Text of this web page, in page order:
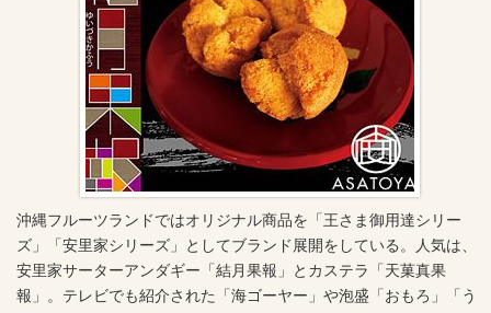
沖縄フルーツランドではオリジナル商品を「王さま御用達シリー
ズ」「安里家シリーズ」としてブランド展開をしている。人気は、
安里家サーターアンダギー「結月果報」とカステラ「天菓真果
報」。テレビでも紹介された「海ゴーヤー」や泡盛「おもろ」「う